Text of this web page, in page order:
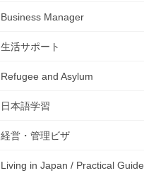
Business Manager
生活サポート
Refugee and Asylum
日本語学習
経営・管理ビザ
Living in Japan / Practical Guide